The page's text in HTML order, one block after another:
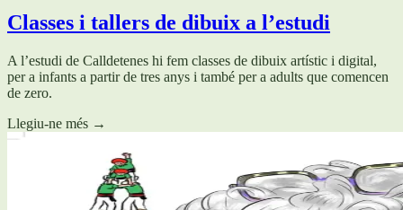
Classes i tallers de dibuix a l’estudi
A l’estudi de Calldetenes hi fem classes de dibuix artístic i digital,
per a infants a partir de tres anys i també per a adults que comencen
de zero.
Llegiu-ne més →